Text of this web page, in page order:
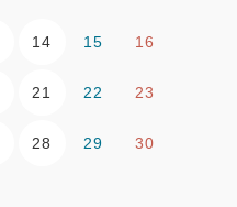
14 15 16
21 22 23
28 29 30